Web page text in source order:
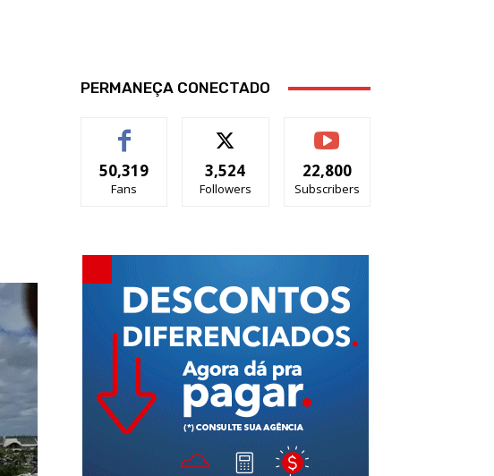
PERMANEÇA CONECTADO
50,319
Fans
3,524
Followers
22,800
Subscribers